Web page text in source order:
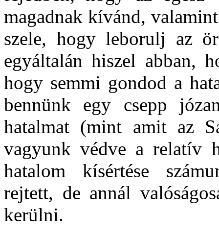
magadnak kívánd,
szele, hogy leborulj az
egyáltalán hiszel abban,
hogy semmi gondod a
bennünk egy csepp
hatalmat (mint amit az
vagyunk védve a relatív
hatalom kísértése
rejtett, de annál
kerülni.